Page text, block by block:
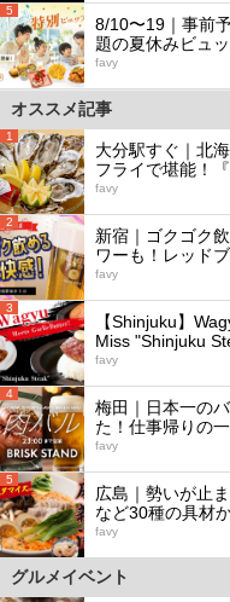
5
8/10〜19｜事前
題の夏休みビュ
favy
オススメ記事
1
大分駅すぐ｜北
フライで堪能！
favy
2
新宿｜ゴクゴク
ワーも！レッド
favy
3
【Shinjuku】
Miss "Shinjuku
favy
4
梅田｜日本一の
た！仕事帰りの
favy
5
広島｜勢いが止
など30種の具材
favy
グルメイベント